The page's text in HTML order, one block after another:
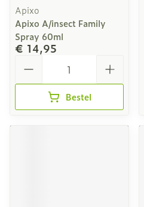
Apixo
Apixo A/insect Family
Spray 60ml
€ 14,95
Bestel